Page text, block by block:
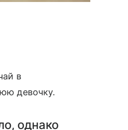
в
девочку.
однако